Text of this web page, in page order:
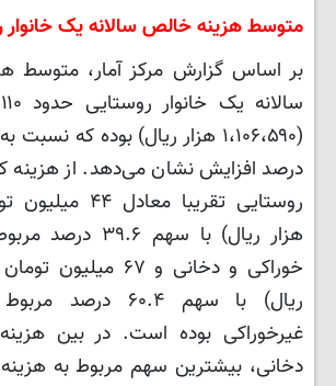
متوسط هزینه خالص سالانه یک خانوار
بر اساس گزارش مرکز آمار، متوسط
درصد افزایش نشان می‌دهد. از هزینه
هزار ریال) با سهم
ریال) با سهم ۶۰.۴
غیرخوراکی بوده است. در بین
دخانی، بیشترین سهم مربوط به